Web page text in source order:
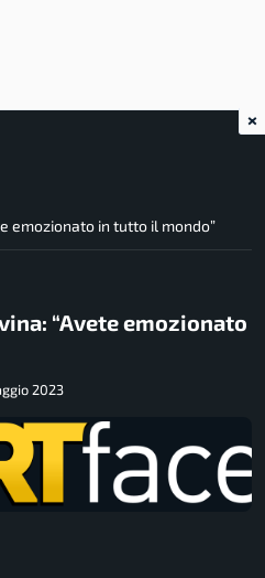
emozionato in tutto il mondo”
“Avete emozionato
2023
×